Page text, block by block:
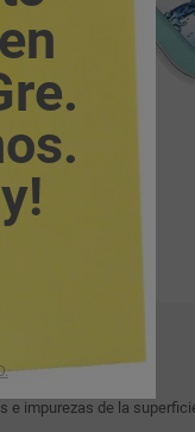
impurezas de la